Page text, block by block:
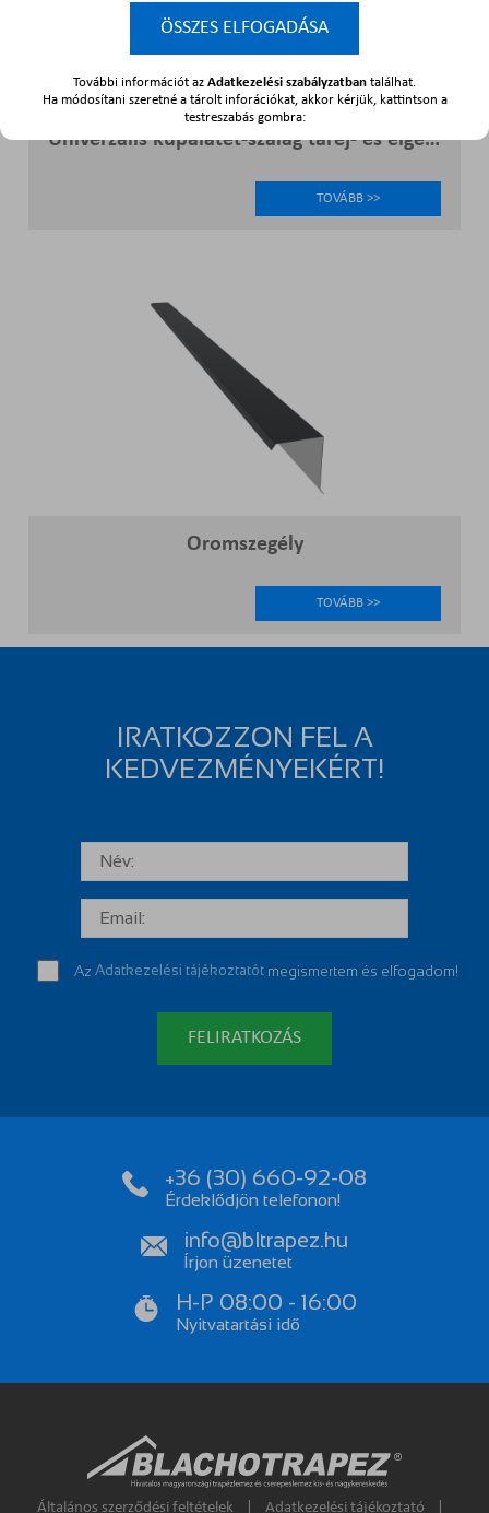
Univerzális kúpalátét-szalag taréj- és élgerinchez
TOVÁBB >>
Oromszegély
TOVÁBB >>
IRATKOZZON FEL A
KEDVEZMÉNYEKÉRT!
Az Adatkezelési tájékoztatót megismertem és elfogadom!
FELIRATKOZÁS
+36 (30) 660-92-08
Érdeklődjön telefonon!
info@bltrapez.hu
Írjon üzenetet
H-P 08:00 - 16:00
Nyitvatartási idő
Általános szerződési feltételek Adatkezelési tájékoztató
ÖSSZES ELFOGADÁSA
További információt az Adatkezelési szabályzatban találhat.
Ha módosítani szeretné a tárolt inforációkat, akkor kérjük, kattintson a
testreszabás gombra: